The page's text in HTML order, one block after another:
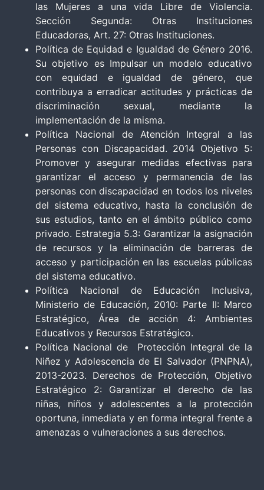
las Mujeres a una vida Libre de Violencia.
Sección Segunda: Otras Instituciones
Educadoras, Art. 27: Otras Instituciones.
Política de Equidad e Igualdad de Género 2016.
Su objetivo es Impulsar un modelo educativo
con equidad e igualdad de género, que
contribuya a erradicar actitudes y prácticas de
discriminación sexual, mediante la
implementación de la misma.
Política Nacional de Atención Integral a las
Personas con Discapacidad. 2014 Objetivo 5:
Promover y asegurar medidas efectivas para
garantizar el acceso y permanencia de las
personas con discapacidad en todos los niveles
del sistema educativo, hasta la conclusión de
sus estudios, tanto en el ámbito público como
privado. Estrategia 5.3: Garantizar la asignación
de recursos y la eliminación de barreras de
acceso y participación en las escuelas públicas
del sistema educativo.
Política Nacional de Educación Inclusiva,
Ministerio de Educación, 2010: Parte II: Marco
Estratégico, Área de acción 4: Ambientes
Educativos y Recursos Estratégico.
Política Nacional de Protección Integral de la
Niñez y Adolescencia de El Salvador (PNPNA),
2013-2023. Derechos de Protección, Objetivo
Estratégico 2: Garantizar el derecho de las
niñas, niños y adolescentes a la protección
oportuna, inmediata y en forma integral frente a
amenazas o vulneraciones a sus derechos.